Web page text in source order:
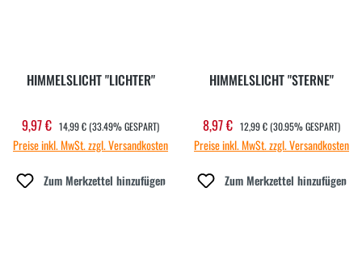
HIMMELSLICHT "LICHTER"
Verkaufspreis:
9,97 € REGULÄRER PREIS:
14,99 €(33.49% GESPART)
Preise inkl. MwSt. zzgl. Versandkosten
Zum Merkzettel hinzufügen
HIMMELSLICHT "STERNE"
Verkaufspreis:
8,97 € REGULÄRER PREIS:
12,99 €(30.95% GESPART)
Preise inkl. MwSt. zzgl. Versandkosten
Zum Merkzettel hinzufügen